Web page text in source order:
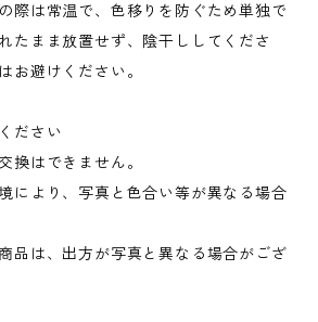
際は常温で、色移りを防ぐため単独で
たまま放置せず、陰干ししてくださ
お避けください。
ださい
換はできません。
により、写真と色合い等が異なる場合
品は、出方が写真と異なる場合がござ